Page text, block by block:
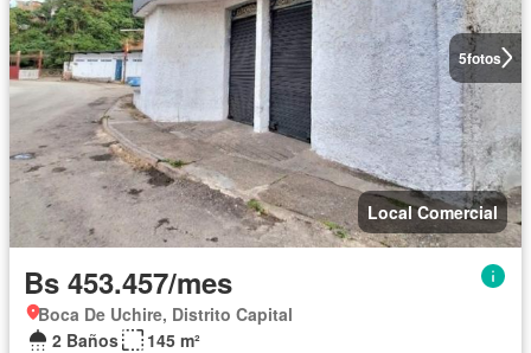
5fotos
Local Comercial
Bs 453.457/mes
Boca De Uchire, Distrito Capital
2 Baños
145 m²